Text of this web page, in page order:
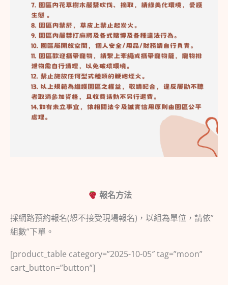
報名方法
採網路預約報名(恕不接受現場報名)，以組為單位，請依”
組數”下單。
[product_table category=”2025-10-05″ tag=”moon”
cart_button=”button”]